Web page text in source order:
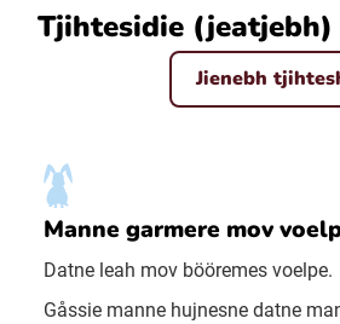
Tjihtesidie
Jienebh
Manne garmere mov
Datne leah mov bööremes voelpe.
Gåssie manne hujnesne datne